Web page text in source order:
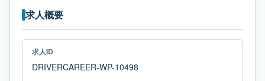
求人概要
求人ID
DRIVERCAREER-WP-10498